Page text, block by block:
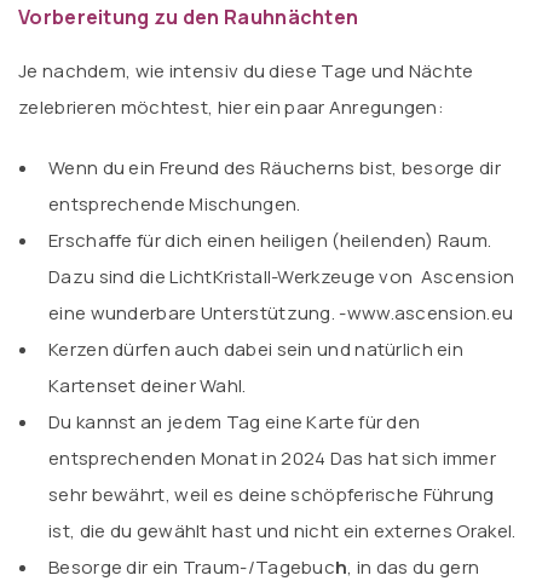
Vorbereitung zu den Rauhnächten
Je nachdem, wie intensiv du diese Tage und Nächte
zelebrieren möchtest, hier ein paar Anregungen:
Wenn du ein Freund des Räucherns bist, besorge dir
entsprechende Mischungen.
Erschaffe für dich einen heiligen (heilenden) Raum.
Dazu sind die LichtKristall-Werkzeuge von Ascension
eine wunderbare Unterstützung. -www.ascension.eu
Kerzen dürfen auch dabei sein und natürlich ein
Kartenset deiner Wahl.
Du kannst an jedem Tag eine Karte für den
entsprechenden Monat in 2024 Das hat sich immer
sehr bewährt, weil es deine schöpferische Führung
ist, die du gewählt hast und nicht ein externes Orakel.
Besorge dir ein Traum-/Tagebuch, in das du gern